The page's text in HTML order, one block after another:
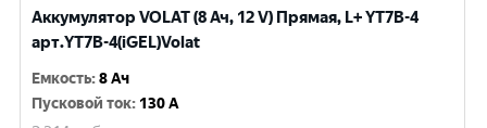
Аккумулятор VOLAT (8 Ач, 12 V) Прямая, L+ YT7B-4
арт.YT7B-4(iGEL)Volat
Емкость:8 Ач
Пусковой ток: 130 A